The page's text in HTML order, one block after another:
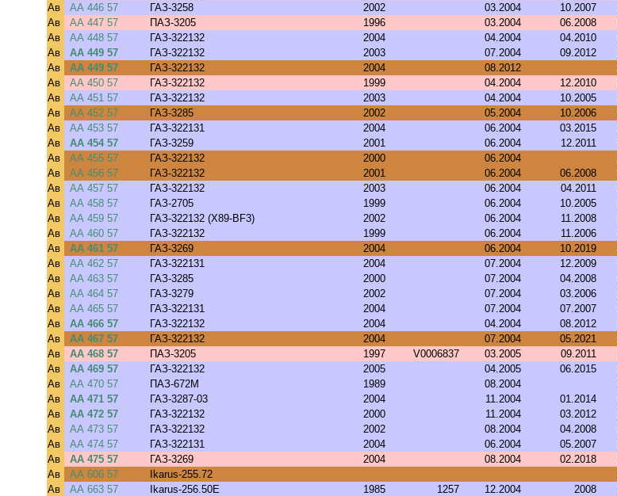
Ав
АА 446 57 ГАЗ-3258 2002 03.2004 10.2007
Ав
АА 447 57 ПАЗ-3205 1996 03.2004 06.2008
Ав
АА 448 57 ГАЗ-322132 2004 04.2004 04.2010
Ав
АА 449 57 ГАЗ-322132 2003 07.2004 09.2012
Ав
АА 449 57 ГАЗ-322132 2004 08.2012
Ав
АА 450 57 ГАЗ-322132 1999 04.2004 12.2010
Ав
АА 451 57 ГАЗ-322132 2003 04.2004 10.2005
Ав
АА 452 57 ГАЗ-3285 2002 05.2004 10.2006
Ав
АА 453 57 ГАЗ-322131 2004 06.2004 03.2015
Ав
АА 454 57 ГАЗ-3259 2001 06.2004 12.2011
Ав
АА 455 57 ГАЗ-322132 2000 06.2004
Ав
АА 456 57 ГАЗ-322132 2001 06.2004 06.2008
Ав
АА 457 57 ГАЗ-322132 2003 06.2004 04.2011
Ав
АА 458 57 ГАЗ-2705 1999 06.2004 10.2005
Ав
АА 459 57 ГАЗ-322132 (X89-BF3) 2002 06.2004 11.2008
Ав
АА 460 57 ГАЗ-322132 1999 06.2004 11.2006
Ав
АА 461 57 ГАЗ-3269 2004 06.2004 10.2019
Ав
АА 462 57 ГАЗ-322131 2004 07.2004 12.2009
Ав
АА 463 57 ГАЗ-3285 2000 07.2004 04.2008
Ав
АА 464 57 ГАЗ-3279 2002 07.2004 03.2006
Ав
АА 465 57 ГАЗ-322131 2004 07.2004 07.2007
Ав
АА 466 57 ГАЗ-322132 2004 04.2004 08.2012
Ав
АА 467 57 ГАЗ-322132 2004 07.2004 05.2021
Ав
АА 468 57 ПАЗ-3205 1997 V0006837 03.2005 09.2011
Ав
АА 469 57 ГАЗ-322132 2005 04.2005 06.2015
Ав
АА 470 57 ПАЗ-672М 1989 08.2004
Ав
АА 471 57 ГАЗ-3287-03 2004 11.2004 01.2014
Ав
АА 472 57 ГАЗ-322132 2000 11.2004 03.2012
Ав
АА 473 57 ГАЗ-322132 2002 08.2004 04.2008
Ав
АА 474 57 ГАЗ-322131 2004 06.2004 05.2007
Ав
АА 475 57 ГАЗ-3269 2004 08.2004 02.2018
Ав
АА 606 57 Ikarus-255.72
Ав
АА 663 57 Ikarus-256.50E 1985 1257 12.2004 2008